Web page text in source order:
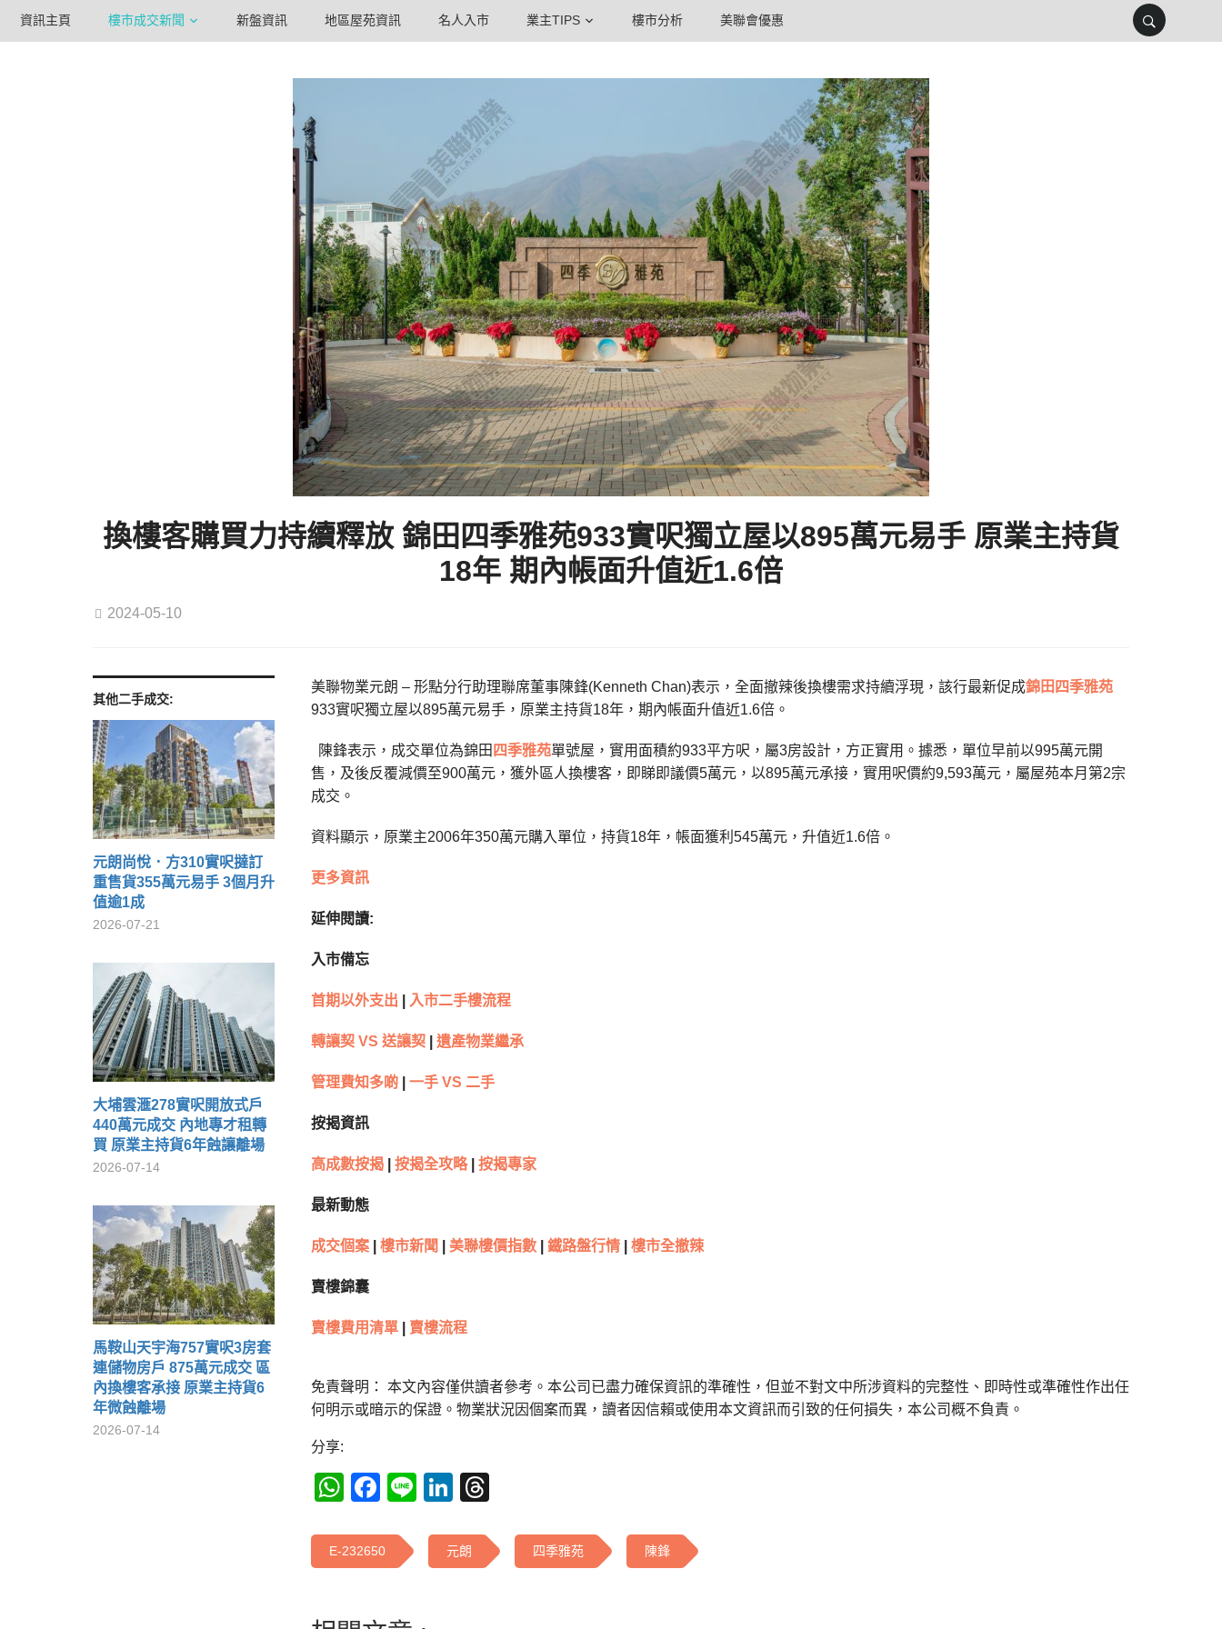
資訊主頁 樓市成交新聞 新盤資訊 地區屋苑資訊 名人入市 業主TIPS 樓市分析 美聯會優惠
換樓客購買力持續釋放 錦田四季雅苑933實呎獨立屋以895萬元易手 原業主持貨
18年 期內帳面升值近1.6倍
2024-05-10
其他二手成交:
元朗尚悅．方310實呎撻訂
重售貨355萬元易手 3個月升
值逾1成
2026-07-21
大埔雲滙278實呎開放式戶
440萬元成交 內地專才租轉
買 原業主持貨6年蝕讓離場
2026-07-14
馬鞍山天宇海757實呎3房套
連儲物房戶 875萬元成交 區
內換樓客承接 原業主持貨6
年微蝕離場
2026-07-14
美聯物業元朗 – 形點分行助理聯席董事陳鋒(Kenneth Chan)表示，全面撤辣後換樓需求持續浮現，該行最新促成錦田 四季雅苑
933實呎獨立屋以895萬元易手，原業主持貨18年，期內帳面升值近1.6倍。
陳鋒表示，成交單位為錦田 四季雅苑單號屋，實用面積約933平方呎，屬3房設計，方正實用。據悉，單位早前以995萬元開
售，及後反覆減價至900萬元，獲外區人換樓客，即睇即議價5萬元，以895萬元承接，實用呎價約9,593萬元，屬屋苑本月第2宗
成交。
資料顯示，原業主2006年350萬元購入單位，持貨18年，帳面獲利545萬元，升值近1.6倍。
更多資訊
延伸閱讀:
入市備忘
首期以外支出 入市二手樓流程
轉讓契 VS 送讓契 遺產物業繼承
管理費知多啲 一手 VS 二手
按揭資訊
高成數按揭 按揭全攻略| 按揭專家
最新動態
成交個案 樓市新聞 美聯樓價指數 鐵路盤行情 樓市全撤辣
賣樓錦囊
賣樓費用清單 賣樓流程
免責聲明： 本文內容僅供讀者參考。本公司已盡力確保資訊的準確性，但並不對文中所涉資料的完整性、即時性或準確性作出任
何明示或暗示的保證。物業狀況因個案而異，讀者因信賴或使用本文資訊而引致的任何損失，本公司概不負責。
分享:
WhatsApp
Facebook
LineLinkedIn
E-232650 元朗 四季雅苑 陳鋒